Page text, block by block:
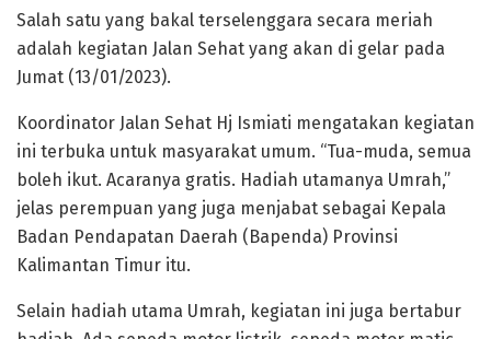
Salah satu yang bakal terselenggara secara meriah
adalah kegiatan Jalan Sehat yang akan di gelar pada
Jumat (13/01/2023).
Koordinator Jalan Sehat Hj Ismiati mengatakan kegiatan
ini terbuka untuk masyarakat umum. “Tua-muda, semua
boleh ikut. Acaranya gratis. Hadiah utamanya Umrah,”
jelas perempuan yang juga menjabat sebagai Kepala
Badan Pendapatan Daerah (Bapenda) Provinsi
Kalimantan Timur itu.
Selain hadiah utama Umrah, kegiatan ini juga bertabur